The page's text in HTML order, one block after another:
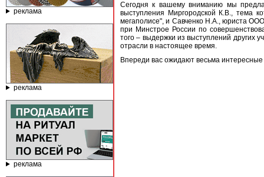
реклама
реклама
реклама
Сегодня к вашему вниманию мы
выступления Миргородской К.В., тема
мегаполисе", и Савченко Н.А., юриста ООО
при Минстрое России по
того – выдержки из выступлений других
отрасли в настоящее время.
Впереди вас ожидают весьма